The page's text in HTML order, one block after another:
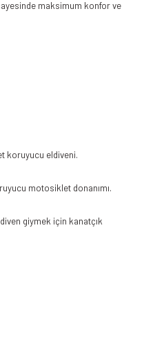
maksimum konfor ve
koruyucu eldiveni.
motosiklet donanımı.
giymek için kanatçık